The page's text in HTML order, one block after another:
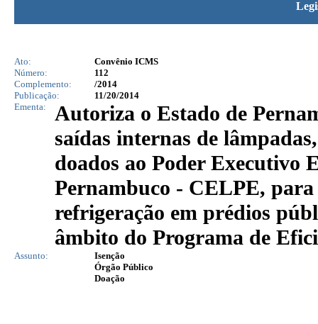
Ato:
Convênio ICMS
Número:
112
Complemento:
/2014
Publicação:
11/20/2014
Ementa:
Autoriza o Estado de
saídas internas de
doados ao Poder Executivo
Pernambuco - CELPE, para
refrigeração em prédios
âmbito do Programa de
Assunto:
Isenção
Órgão Público
Doação